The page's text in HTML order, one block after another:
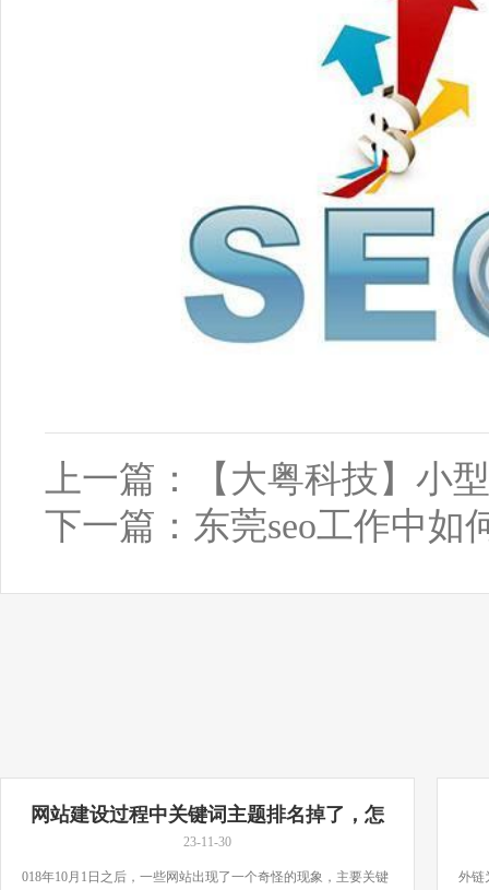
上一篇：
【大粤科技】小
下一篇： 东莞seo工作中如
网站建设过程中关键词主题排名掉了，怎
么办？
23-11-30
018年10月1日之后，一些网站出现了一个奇怪的现象，主要关键
外链